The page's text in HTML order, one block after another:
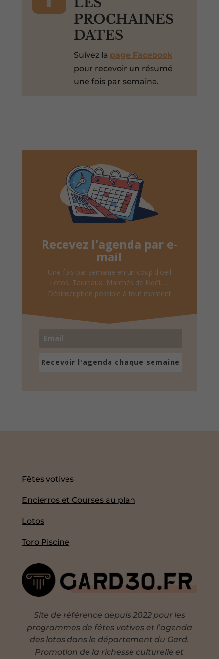
PROCHAINES
DATES
Suivez la page Facebook
pour recevoir un résumé
une fois par semaine.
Recevez l'agenda par e-
mail
Une fois par semaine en un coup d'oeil
Lotos, Taureaux, Marchés de Noël, ...
Désinscription possible à tout moment
Recevoir l'agenda chaque semaine
Fêtes votives
Encierros et Courses au plan
Lotos
Toro Piscine
Site de référence depuis 2022 pour les
programmes de fêtes votives et l’agenda
des lotos dans le département du Gard.
Promotion de la richesse culturelle et